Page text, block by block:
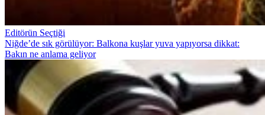
Editörün Seçtiği
Niğde’de sık görülüyor: Balkona kuşlar yuva yapıyorsa dikkat:
Bakın ne anlama geliyor